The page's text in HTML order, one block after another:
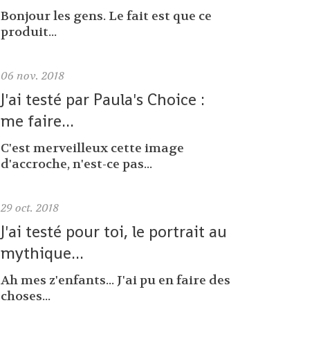
Bonjour les gens. Le fait est que ce
produit...
06 nov. 2018
J'ai testé par Paula's Choice :
me faire...
C'est merveilleux cette image
d'accroche, n'est-ce pas...
29 oct. 2018
J'ai testé pour toi, le portrait au
mythique...
Ah mes z'enfants... J'ai pu en faire des
choses...